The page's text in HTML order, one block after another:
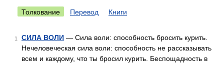
Толкование Перевод Книги
1 СИЛА ВОЛИ — Сила воли: способность бросить курить.
Нечеловеческая сила воли: способность не рассказывать
всем и каждому, что ты бросил курить. Беспощадность в